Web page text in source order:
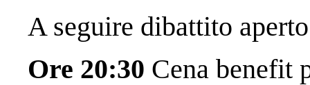
A seguire dibattito
Ore 20:30 Cena benefit